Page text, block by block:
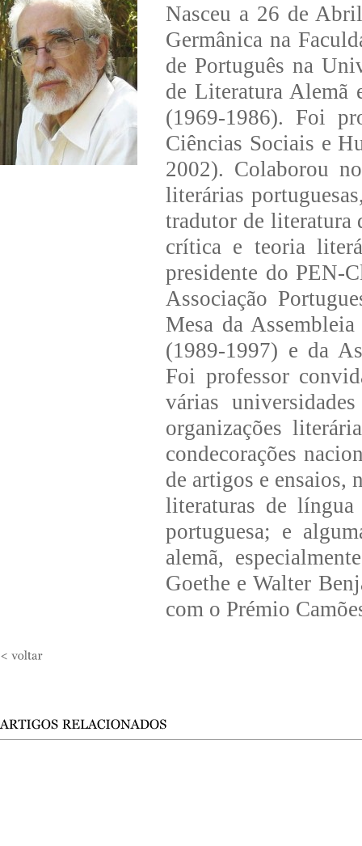
Nasceu a 26 de
Germânica na
de Português na
de Literatura Alemã
(1969-1986). Foi
Ciências Sociais e
2002). Colaborou
literárias
tradutor de literatura
crítica e teoria
presidente do PEN-
Associação
Mesa da
(1989-1997) e da
Foi professor
várias
organizações
condecorações
de artigos e ensaios,
literaturas de
portuguesa; e
alemã,
Goethe e Walter
com o Prémio